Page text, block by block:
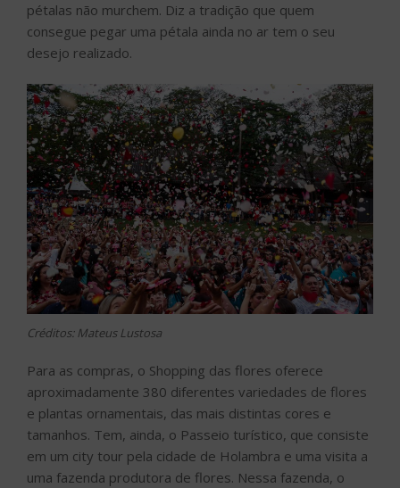
pétalas não murchem. Diz a tradição que quem
consegue pegar uma pétala ainda no ar tem o seu
desejo realizado.
Créditos: Mateus Lustosa
Para as compras, o Shopping das flores oferece
aproximadamente 380 diferentes variedades de flores
e plantas ornamentais, das mais distintas cores e
tamanhos. Tem, ainda, o Passeio turístico, que consiste
em um city tour pela cidade de Holambra e uma visita a
uma fazenda produtora de flores. Nessa fazenda, o